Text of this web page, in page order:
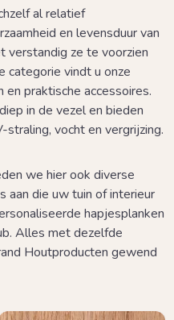
al relatief
en levensduur van
verstandig ze te voorzien
categorie vindt u onze
praktische accessoires.
in de vezel en bieden
vocht en vergrijzing.
we hier ook diverse
aan die uw tuin of interieur
hapjesplanken
Alles met dezelfde
Houtproducten gewend